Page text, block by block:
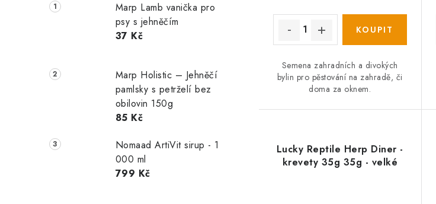
Marp Lamb vanička pro
psy s jehněčím
37 Kč
Marp Holistic – Jehněčí
pamlsky s petrželí bez
obilovin 150g
85 Kč
Nomaad ArtiVit sirup - 1
000 ml
799 Kč
Semena zahradních a divokých
bylin pro pěstování na zahradě, či
doma za oknem.
Lucky Reptile Herp Diner -
krevety 35g 35g - velké